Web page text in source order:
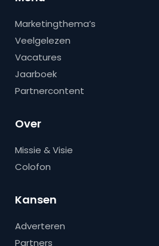
Marketingthema’s
Veelgelezen
Vacatures
Jaarboek
Partnercontent
Over
Missie & Visie
Colofon
Kansen
Adverteren
Partners